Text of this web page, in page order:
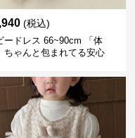
(税込)
ードレス 66~90cm 「体
ちゃんと包まれてる安心